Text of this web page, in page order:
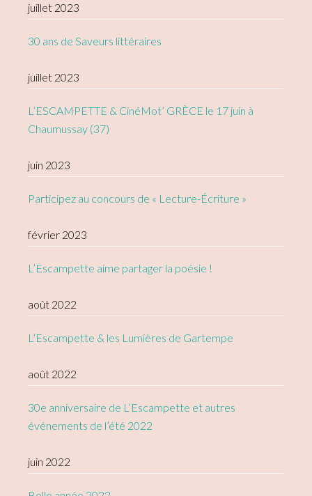
juillet 2023
30 ans de Saveurs littéraires
juillet 2023
L’ESCAMPETTE & CinéMot’ GRÈCE le 17 juin à
Chaumussay (37)
juin 2023
Participez au concours de « Lecture-Écriture »
février 2023
L’Escampette aime partager la poésie !
août 2022
L’Escampette & les Lumières de Gartempe
août 2022
30e anniversaire de L’Escampette et autres
événements de l’été 2022
juin 2022